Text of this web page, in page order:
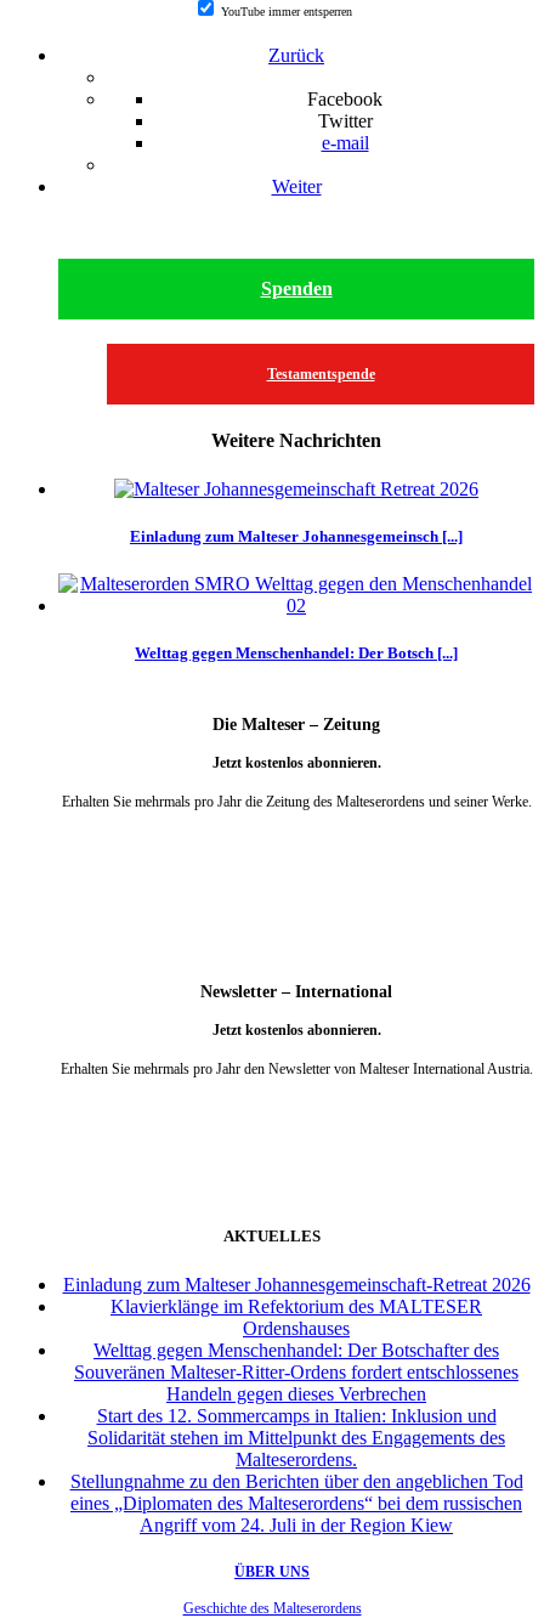
YouTube immer entsperren
Zurück
Facebook
Twitter
e-mail
Weiter
Spenden
Testamentspende
Weitere Nachrichten
Einladung zum Malteser Johannesgemeinsch [...]
Welttag gegen Menschenhandel: Der Botsch [...]
Die Malteser – Zeitung
Jetzt kostenlos abonnieren.
Erhalten Sie mehrmals pro Jahr die Zeitung des Malteserordens und seiner Werke.
Newsletter – International
Jetzt kostenlos abonnieren.
Erhalten Sie mehrmals pro Jahr den Newsletter von Malteser International Austria.
AKTUELLES
Einladung zum Malteser Johannesgemeinschaft-Retreat 2026
Klavierklänge im Refektorium des MALTESER
Ordenshauses
Welttag gegen Menschenhandel: Der Botschafter des
Souveränen Malteser-Ritter-Ordens fordert entschlossenes
Handeln gegen dieses Verbrechen
Start des 12. Sommercamps in Italien: Inklusion und
Solidarität stehen im Mittelpunkt des Engagements des
Malteserordens.
Stellungnahme zu den Berichten über den angeblichen Tod
eines „Diplomaten des Malteserordens“ bei dem russischen
Angriff vom 24. Juli in der Region Kiew
ÜBER UNS
Geschichte des Malteserordens